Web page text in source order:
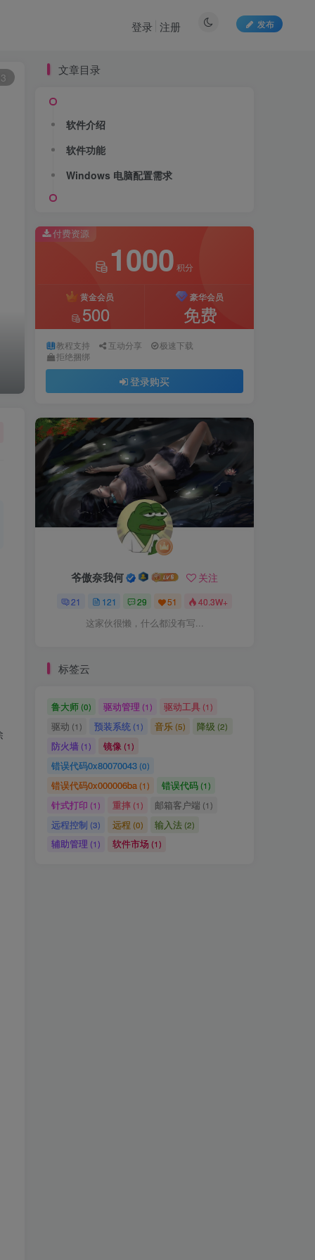
发布
登录 注册
文章目录
软件介绍
软件功能
Windows 电脑配置需求
付费资源
1000 积分
黄金会员
500
豪华会员
免费
教程支持 互动分享
极速下载
拒绝捆绑
登录购买
爷傲奈我何 关注
21 121 29 51 40.3W+
这家伙很懒，什么都没有写...
标签云
鲁大师(0) 驱动管理 (1) 驱动工具(1)
驱动 (1) 预装系统 (1) 音乐(5) 降级 (2)
防火墙 (1) 镜像 (1)
错误代码0x80070043(0)
错误代码0x000006ba(1) 错误代码(1)
针式打印 (1) 重摔(1) 邮箱客户端 (1)
远程控制 (3) 远程 (0) 输入法(2)
辅助管理 (1) 软件市场 (1)